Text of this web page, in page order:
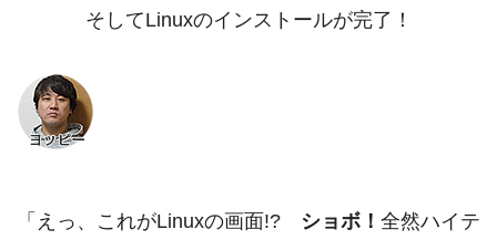
そしてLinuxのインストールが完了！
「えっ、これがLinuxの画面!? ショボ！ 全然ハイテ